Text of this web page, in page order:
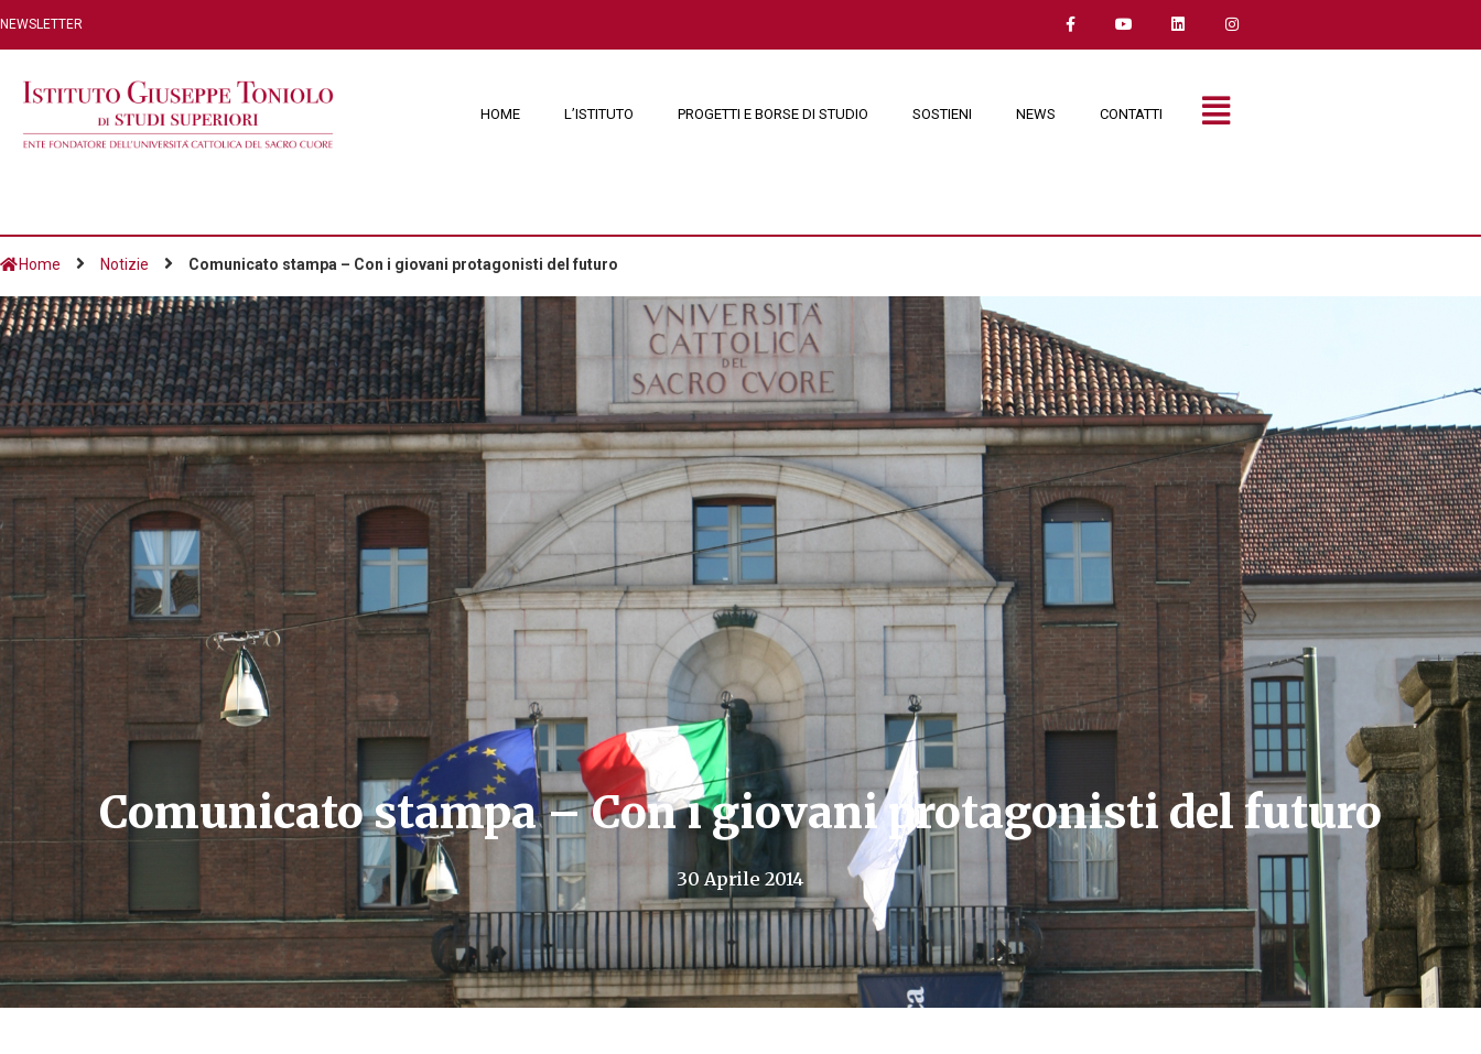
NEWSLETTER
HOME L’ISTITUTO PROGETTI E BORSE DI STUDIO SOSTIENI NEWS CONTATTI
Home Notizie Comunicato stampa – Con i giovani protagonisti del futuro
Comunicato stampa – Con i giovani protagonisti del futuro
30 Aprile 2014